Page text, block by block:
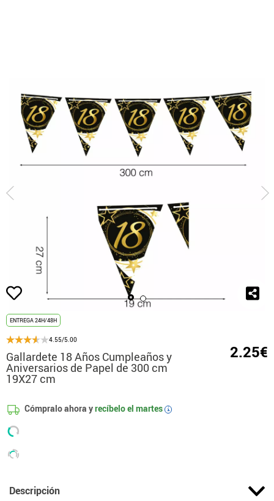
ENTREGA 24H/48H
4.55/5.00
Gallardete 18 Años Cumpleaños y
Aniversarios de Papel de 300 cm
19X27 cm
2.25€
Cómpralo ahora yrecíbelo el martes i
Descripción